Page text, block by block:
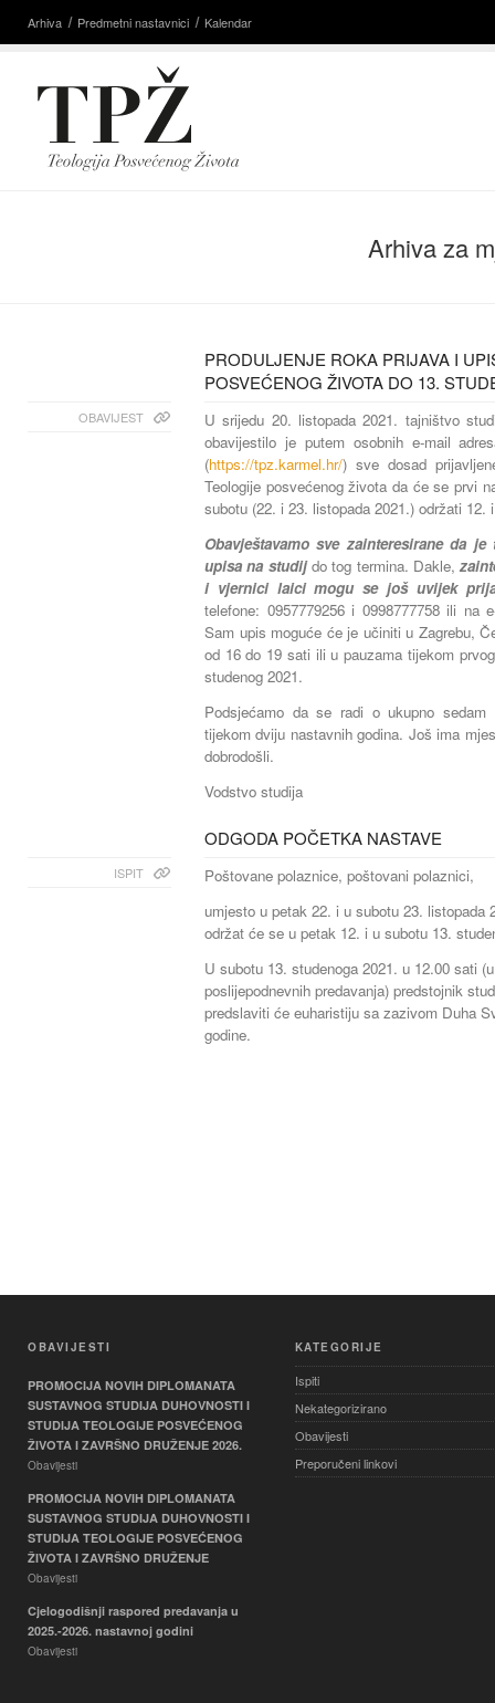
Arhiva Predmetni nastavnici Kalendar
Arhiva za
PRODULJENJE ROKA PRIJAVA I
POSVEĆENOG ŽIVOTA DO 13.
OBAVIJEST
U srijedu 20. listopada 2021. tajništvo
obavijestilo je putem osobnih e-mail
(https://tpz.karmel.hr/) sve dosad
Teologije posvećenog života da će se prvi
subotu (22. i 23. listopada 2021.) održati 12.
Obavještavamo sve zainteresirane da
upisa na studijdo tog termina. Dakle,
i vjernici laici mogu se još uvijek
telefone: 0957779256 i 0998777758 ili na
Sam upis moguće će je učiniti u Zagrebu,
od 16 do 19 sati ili u pauzama tijekom
studenog 2021.
Podsjećamo da se radi o ukupno sedam
tijekom dviju nastavnih godina. Još ima
dobrodošli.
Vodstvo studija
ODGODA POČETKA NASTAVE
ISPIT
Poštovane polaznice, poštovani polaznici,
umjesto u petak 22. i u subotu 23. listopada
održat će se u petak 12. i u subotu 13.
U subotu 13. studenoga 2021. u 12.00 sati
poslijepodnevnih predavanja) predstojnik
predslaviti će euharistiju sa zazivom Duha
godine.
OBAVIJESTI
PROMOCIJA NOVIH DIPLOMANATA
SUSTAVNOG STUDIJA DUHOVNOSTI I
STUDIJA TEOLOGIJE POSVEĆENOG
ŽIVOTA I ZAVRŠNO DRUŽENJE 2026.
Obavijesti
PROMOCIJA NOVIH DIPLOMANATA
SUSTAVNOG STUDIJA DUHOVNOSTI I
STUDIJA TEOLOGIJE POSVEĆENOG
ŽIVOTA I ZAVRŠNO DRUŽENJE
Obavijesti
Cjelogodišnji raspored predavanja u
2025.-2026. nastavnoj godini
Obavijesti
KATEGORIJE
Ispiti
Nekategorizirano
Obavijesti
Preporučeni linkovi